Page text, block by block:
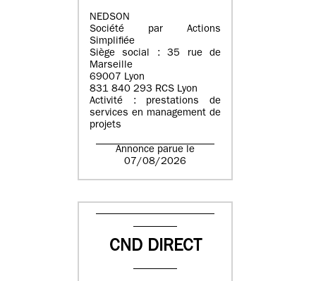
NEDSON
Société par Actions
Simplifiée
Siège social : 35 rue de
Marseille
69007 Lyon
831 840 293 RCS Lyon
Activité : prestations de
services en management de
projets
Annonce parue le
07/08/2026
CND DIRECT